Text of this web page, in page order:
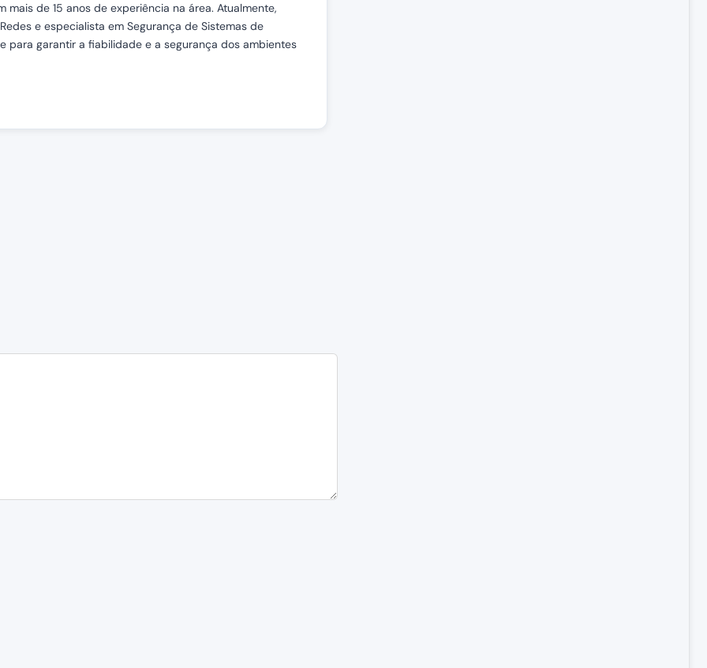
de 15 anos de experiência na área. Atualmente,
e especialista em Segurança de Sistemas de
para garantir a fiabilidade e a segurança dos ambientes